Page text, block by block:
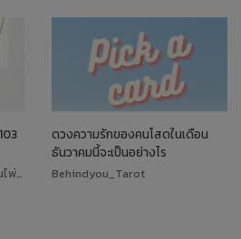
Doljai tarot and Astro ครูสอนไพ่ทาโรต์
ดวงความรักของคนโสดในเดือน
ธันวาคมนี้จะเป็นอย่างไร
Behindyou_Tarot